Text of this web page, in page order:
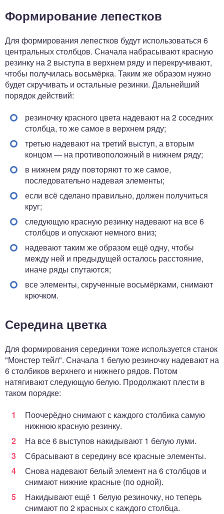
Формирование лепестков
Для формирования лепестков будут использоваться 6
центральных столбцов. Сначала набрасывают красную
резинку на 2 выступа в верхнем ряду и перекручивают,
чтобы получилась восьмёрка. Таким же образом нужно
будет скручивать и остальные резинки. Дальнейший
порядок действий:
резиночку красного цвета надевают на 2 соседних
столбца, то же самое в верхнем ряду;
третью надевают на третий выступ, а вторым
концом — на противоположный в нижнем ряду;
в нижнем ряду повторяют то же самое,
последовательно надевая элементы;
если всё сделано правильно, должен получиться
круг;
следующую красную резинку надевают на все 6
столбцов и опускают немного вниз;
надевают таким же образом ещё одну, чтобы
между ней и предыдущей осталось расстояние,
иначе ряды спутаются;
все элементы, скрученные восьмёрками, снимают
крючком.
Середина цветка
Для формирования серединки тоже используется станок
"Монстер тейл". Сначала 1 белую резиночку надевают на
6 столбиков верхнего и нижнего рядов. Потом
натягивают следующую белую. Продолжают плести в
таком порядке:
Поочерёдно снимают с каждого столбика самую
нижнюю красную резинку.
На все 6 выступов накидывают 1 белую луми.
Сбрасывают в середину все красные элементы.
Снова надевают белый элемент на 6 столбцов и
снимают нижние красные (по одной).
Накидывают ещё 1 белую резиночку, но теперь
снимают по 2 красных с каждого столбца.